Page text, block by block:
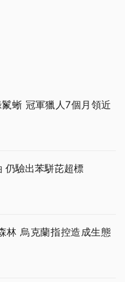
蜥 冠軍獵人7個月領近
仍驗出苯駢芘超標
林 烏克蘭指控造成生態